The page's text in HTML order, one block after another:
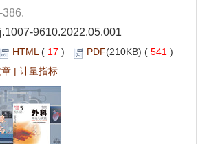
9610.2022.05.001
HTML( 17 ) PDF(210KB) ( 541 )
| 计量指标